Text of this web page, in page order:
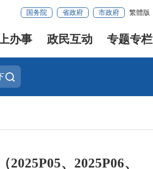
国务院 省政府 市政府 繁體版
办事 政民互动 专题专栏
、2025P06、